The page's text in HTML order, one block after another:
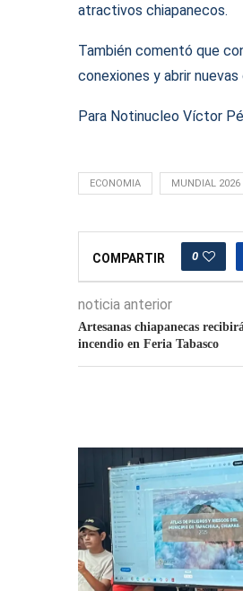
atractivos chiapanecos.
También comentó que
conexiones y abrir
Para Notinucleo Víctor
ECONOMIA MUNDIAL 2026
COMPARTIR 0
noticia anterior
Artesanas chiapanecas
incendio en Feria Tabasco